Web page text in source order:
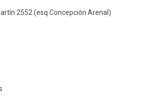
2552 (esq Concepción Arenal)